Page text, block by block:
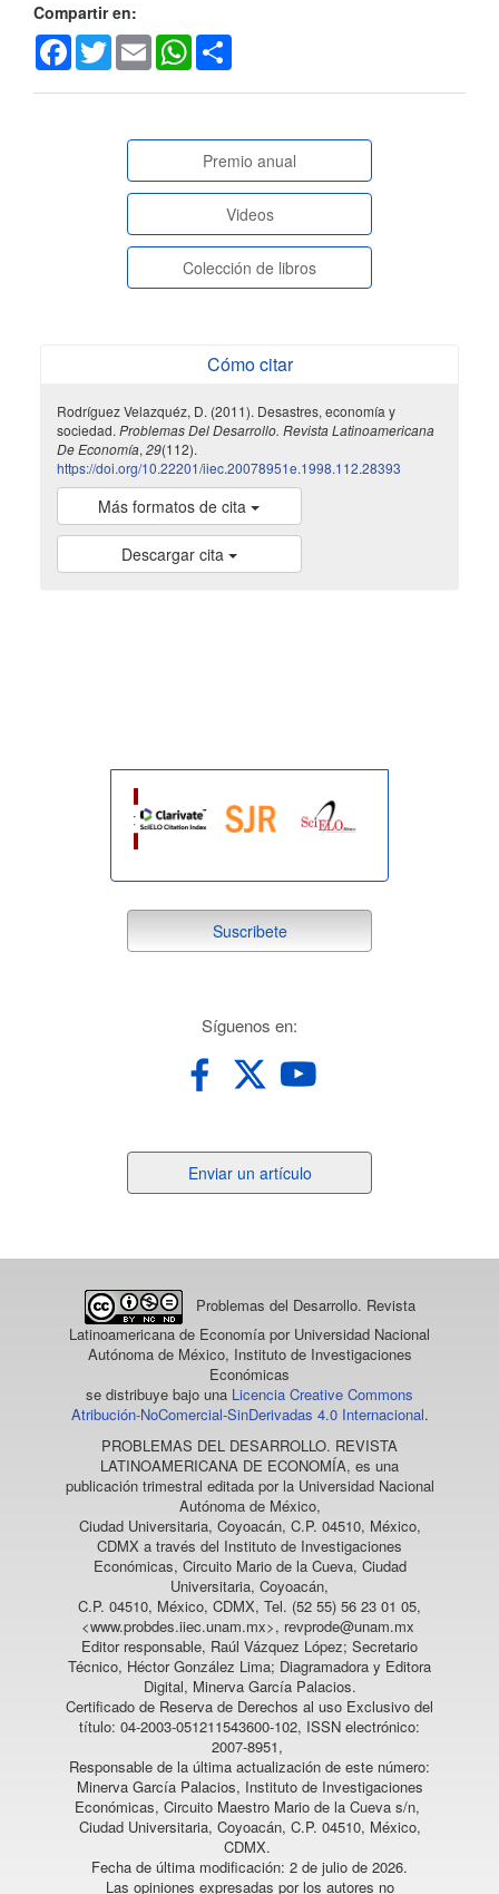
Compartir en:
Facebook
Twitter Email WhatsApp
paginasespeciales
Premio anual
Videos
Colección de libros
Cómo citar
Rodríguez Velazquéz, D. (2011). Desastres, economía y
sociedad. Problemas Del Desarrollo. Revista Latinoamericana
De Economía, 29(112).
https://doi.org/10.22201/iiec.20078951e.1998.112.28393
Más formatos de cita
Descargar cita
suscribete
Suscribete
Síguenos en:
un
Enviar un artículo
Problemas del Desarrollo. Revista
Latinoamericana de Economía por Universidad Nacional
Autónoma de México, Instituto de Investigaciones
Económicas
se distribuye bajo una Licencia Creative Commons
Atribución-NoComercial-SinDerivadas 4.0 Internacional.
PROBLEMAS DEL DESARROLLO. REVISTA
LATINOAMERICANA DE ECONOMÍA, es una
publicación trimestral editada por la Universidad Nacional
Autónoma de México,
Ciudad Universitaria, Coyoacán, C.P. 04510, México,
CDMX a través del Instituto de Investigaciones
Económicas, Circuito Mario de la Cueva, Ciudad
Universitaria, Coyoacán,
C.P. 04510, México, CDMX, Tel. (52 55) 56 23 01 05,
<www.probdes.iiec.unam.mx>, revprode@unam.mx
Editor responsable, Raúl Vázquez López; Secretario
Técnico, Héctor González Lima; Diagramadora y Editora
Digital, Minerva García Palacios.
Certificado de Reserva de Derechos al uso Exclusivo del
título: 04-2003-051211543600-102, ISSN electrónico:
2007-8951,
Responsable de la última actualización de este número:
Minerva García Palacios, Instituto de Investigaciones
Económicas, Circuito Maestro Mario de la Cueva s/n,
Ciudad Universitaria, Coyoacán, C.P. 04510, México,
CDMX.
Fecha de última modificación: 2 de julio de 2026.
Las opiniones expresadas por los autores no